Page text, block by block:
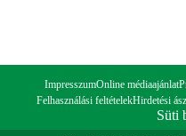
ImpresszumOnline médiaajánlat
Felhasználási feltételekHirdetési
Süti